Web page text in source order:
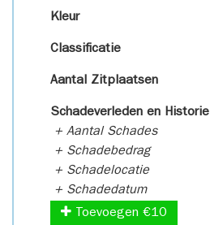
Kleur
Classificatie
Aantal Zitplaatsen
Schadeverleden en Historie
+ Aantal Schades
+ Schadebedrag
+ Schadelocatie
+ Schadedatum
Toevoegen €10